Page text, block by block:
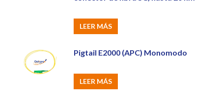
LEER MÁS
Pigtail E2000 (APC) Monomodo
LEER MÁS